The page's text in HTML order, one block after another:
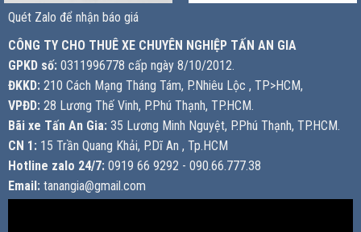
Quét Zalo để nhận báo giá
CÔNG TY CHO THUÊ XE CHUYÊN NGHIỆP TẤN AN GIA
GPKD số: 0311996778 cấp ngày 8/10/2012.
ĐKKD: 210 Cách Mạng Tháng Tám, P.Nhiêu Lộc , TP>HCM,
VPĐD: 28 Lương Thế Vinh, P.Phú Thạnh, TP.HCM.
Bãi xe Tấn An Gia: 35 Lương Minh Nguyệt, P.Phú Thạnh, TP.HCM.
CN 1: 15 Trần Quang Khải, P.Dĩ An , Tp.HCM
Hotline zalo 24/7: 0919 66 9292 - 090.66.777.38
Email: tanangia@gmail.com